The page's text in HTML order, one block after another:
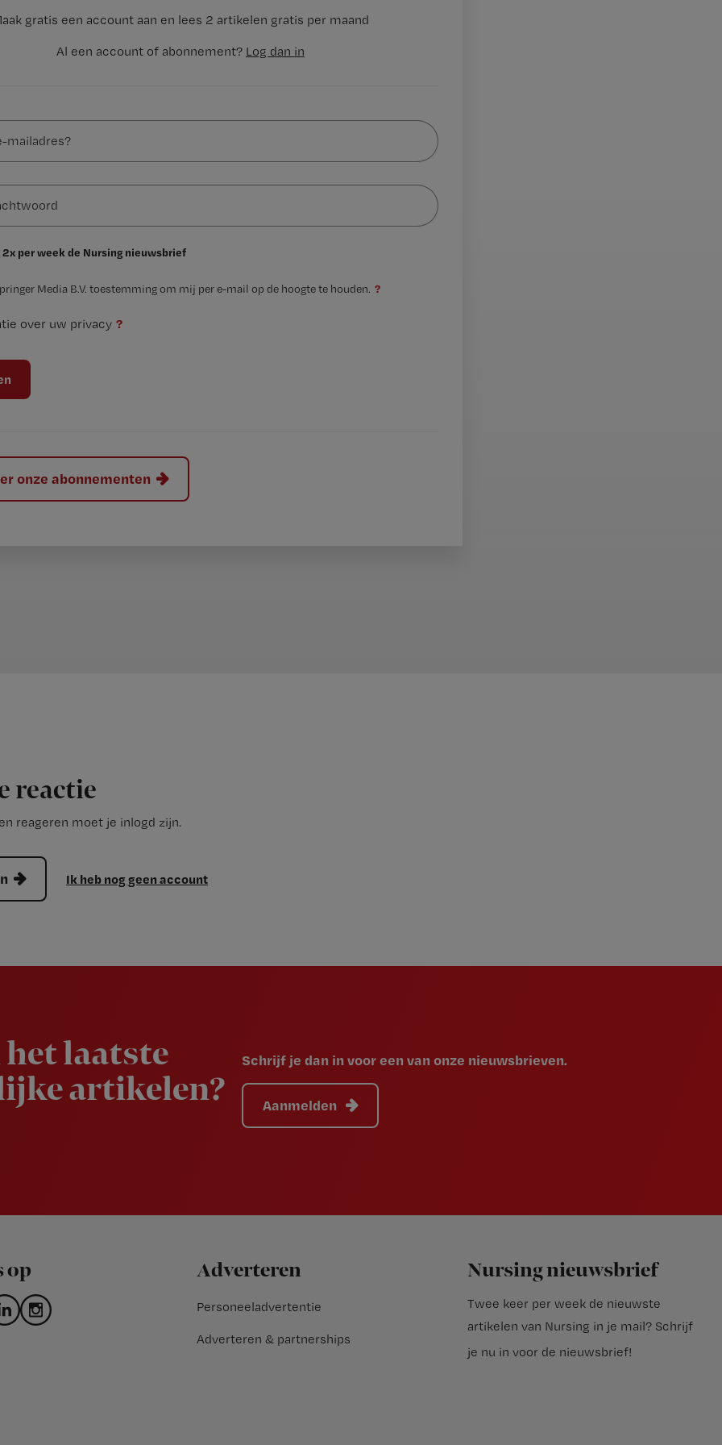
gratis een account aan en lees 2 artikelen gratis per maand
Al een account of abonnement? Log dan in
2x per week de Nursing nieuwsbrief
Media B.V. toestemming om mij per e-mail op de hoogte te houden. ?
over uw privacy ?
onze abonnementen
reactie
reageren moet je inlogd zijn.
Ik heb nog geen account
laatste
artikelen?
Schrijf je dan in voor een van onze nieuwsbrieven.
Aanmelden
op Adverteren
Personeeladvertentie
Adverteren & partnerships
Nursing nieuwsbrief
Twee keer per week de nieuwste
artikelen van Nursing in je mail? Schrijf
je nu in voor de nieuwsbrief!